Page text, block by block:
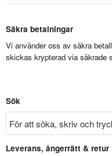
Säkra betalningar
Vi använder oss av säkra
skickas krypterad via säkrade
Sök
Leverans, ångerrätt & retur